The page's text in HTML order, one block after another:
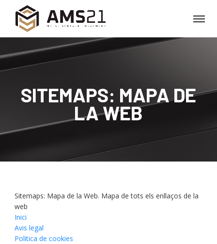
SITEMAPS: MAPA DE
LA WEB
Sitemaps: Mapa de la Web. Mapa de tots els enllaços de la
web
Inici
Avis legal
Politica de cookies